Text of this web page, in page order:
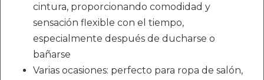
cintura, proporcionando comodidad y
sensación flexible con el tiempo,
especialmente después de ducharse o
bañarse
Varias ocasiones: perfecto para ropa de salón,